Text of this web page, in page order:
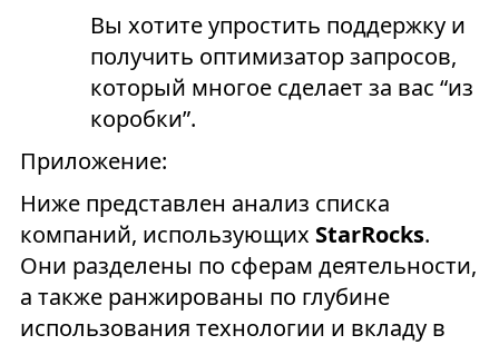
Вы хотите упростить поддержку и
получить оптимизатор запросов,
который многое сделает за вас “из
коробки”.
Приложение:
Ниже представлен анализ списка
компаний, использующих StarRocks.
Они разделены по сферам деятельности,
а также ранжированы по глубине
использования технологии и вкладу в